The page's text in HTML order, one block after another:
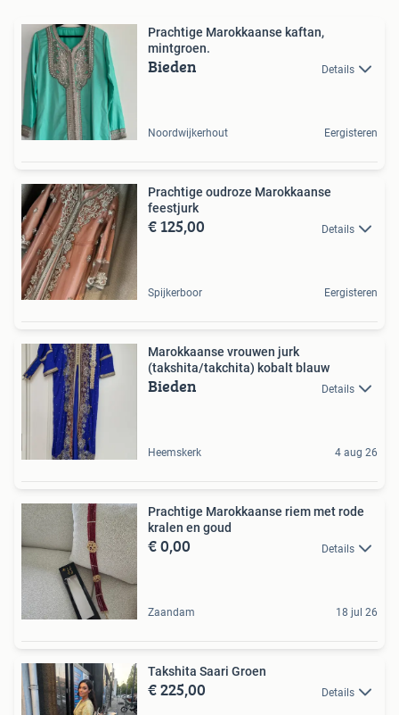
Prachtige Marokkaanse kaftan,
mintgroen.
Bieden Details
Noordwijkerhout Eergisteren
Prachtige oudroze Marokkaanse
feestjurk
€ 125,00 Details
Spijkerboor Eergisteren
Marokkaanse vrouwen jurk
(takshita/takchita) kobalt blauw
Bieden Details
Heemskerk 4 aug 26
Prachtige Marokkaanse riem met rode
kralen en goud
€ 0,00 Details
Zaandam 18 jul 26
Takshita Saari Groen
€ 225,00 Details